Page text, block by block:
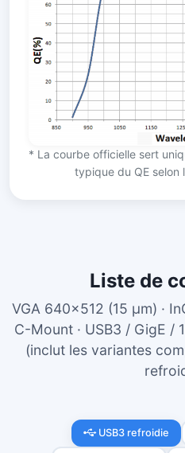
* La courbe officielle sert
typique du QE selon
Liste de
VGA 640×512 (15 µm) ·
C-Mount · USB3 / GigE /
(inclut les variantes
USB3 refroidie